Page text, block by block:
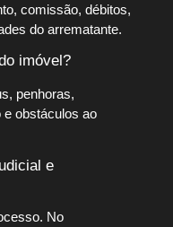
comissão, débitos,
do arrematante.
imóvel?
penhoras,
e obstáculos ao
e
No